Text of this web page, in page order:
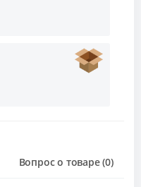
Вопрос о товаре (0)